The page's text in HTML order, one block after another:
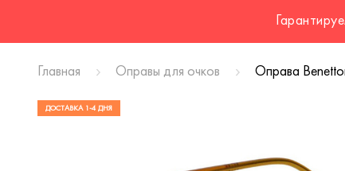
Главная Оправы для очков Оправа
ДОСТАВКА 1-4 ДНЯ